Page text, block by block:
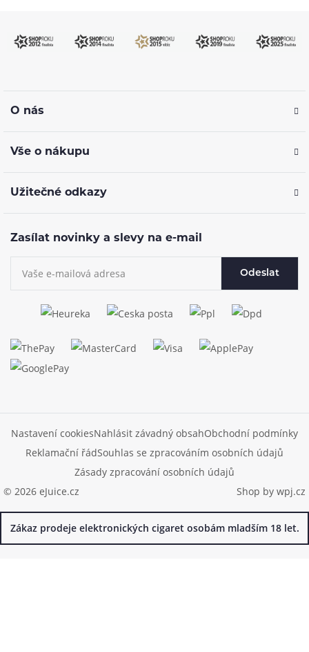
O nás
Vše o nákupu
Užitečné odkazy
Zasílat novinky a slevy na e-mail
Odeslat
© 2026 eJuice.cz
Nastavení cookiesNahlásit závadný obsahObchodní podmínky
Reklamační řádSouhlas se zpracováním osobních údajů
Zásady zpracování osobních údajů
Shop by wpj.cz
Zákaz prodeje elektronických cigaret osobám mladším 18 let.